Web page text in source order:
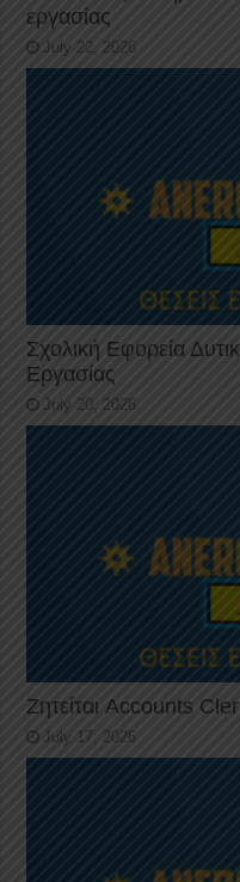
εργασίας
July 22, 2026
Σχολική Εφορεία
Εργασίας
July 20, 2026
Ζητείται Accounts
July 17, 2026